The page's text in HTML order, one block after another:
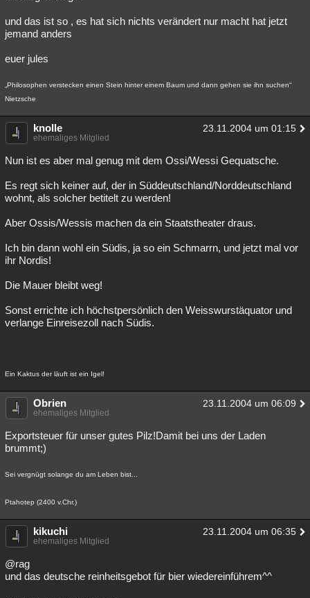
und das ist so , es hat sich nichts verändert nur macht hat jetzt
jemand anders
euer jules
„Philosophen verstecken einen Stein hinter einem Baum und dann gehen sie ihn suchen“
Nietzsche
knolle 23.11.2004 um 01:15
ehemaliges Mitglied
Nun ist es aber mal genug mit dem Ossi/Wessi Gequatsche.
Es regt sich keiner auf, der in Süddeutschland/Norddeutschland
wohnt, als solcher betitelt zu werden!
Aber Ossis/Wessis machen da ein Staatstheater draus.
Ich bin dann wohl ein Südis, ja so ein Schmarrn, und jetzt mal vor
ihr Nordis!
Die Mauer bleibt weg!
Sonst errichte ich höchstpersönlich den Weisswurstäquator und
verlange Einreisezoll nach Südis.
Ein Kaktus der läuft ist ein Igel!
Obrien 23.11.2004 um 06:09
ehemaliges Mitglied
Exportsteuer für unser gutes Pilz!Damit bei uns der Laden
brummt;)
Sei vergnügt solange du am Leben bist...
Ptahotep (2400 v.Chr.)
kikuchi 23.11.2004 um 06:35
ehemaliges Mitglied
@rag
und das deutsche reinheitsgebot für bier wiedereinführem^^